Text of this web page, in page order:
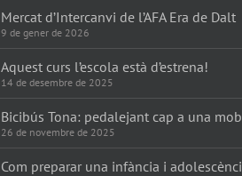
Mercat d’Intercanvi de l’AFA Era de Dalt
9 de gener de 2026
Aquest curs l’escola està d’estrena!
14 de desembre de 2025
Bicibús Tona: pedalejant cap a una
26 de novembre de 2025
Com preparar una infància i